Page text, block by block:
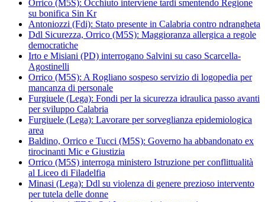
Orrico (M5S): Occhiuto interviene tardi smentendo Regione
su bonifica Sin Kr
Antoniozzi (Fdi): Stato presente in Calabria contro ndrangheta
Ddl Sicurezza, Orrico (M5S): Maggioranza allergica a regole
democratiche
Irto e Misiani (PD) interrogano Salvini su caso Scarcella-
Agostinelli
Orrico (M5S): A Rogliano sospeso servizio di logopedia per
mancanza di personale
Furgiuele (Lega): Fondi per la sicurezza idraulica passo avanti
per sviluppo Calabria
Furgiuele (Lega): Lavorare per sorveglianza epidemiologica
area
Baldino, Orrico e Tucci (M5S): Governo ha abbandonato ex
tirocinanti Mic e Giustizia
Orrico (M5S) interroga ministero Istruzione per conflittualità
al Liceo di Filadelfia
Minasi (Lega): Ddl su violenza di genere prezioso intervento
per tutela delle donne